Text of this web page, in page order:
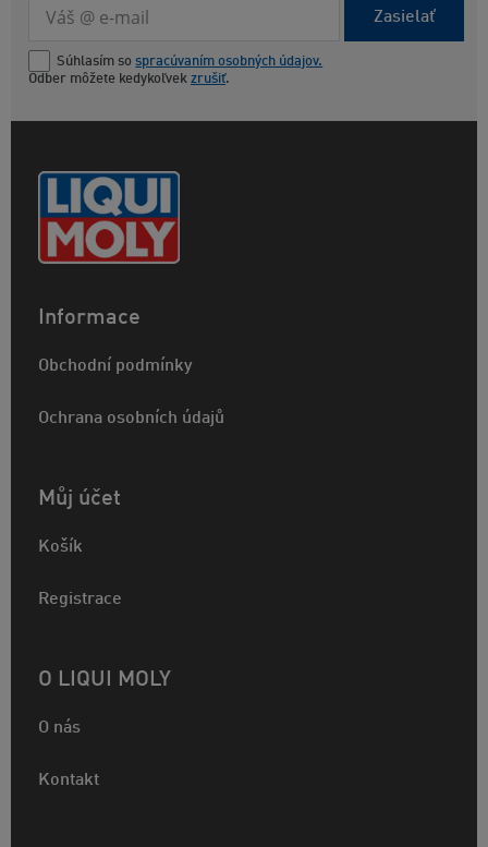
Zasielať
Súhlasím so spracúvaním osobných údajov.
Odber môžete kedykoľvek zrušiť.
Informace
Obchodní podmínky
Ochrana osobních údajů
Můj účet
Košík
Registrace
O LIQUI MOLY
O nás
Kontakt